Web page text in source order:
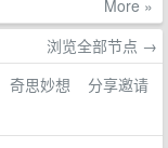
More »
浏览全部节点 →
奇思妙想
分享邀请